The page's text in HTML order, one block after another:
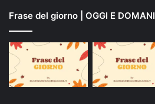
Frase del giorno | OGGI E DOMANI